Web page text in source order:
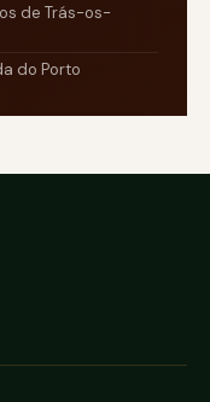
de Trás-os-
do Porto